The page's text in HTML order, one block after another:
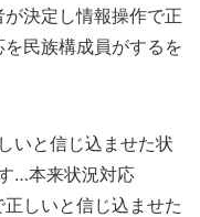
決定し情報操作で正
民族構成員がするを
いと信じ込ませた状
…本来状況対応
しいと信じ込ませた